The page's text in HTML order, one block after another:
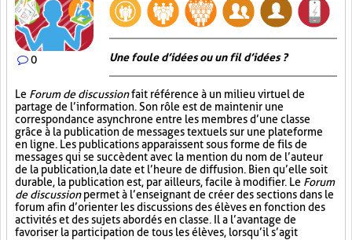
0 Une foule d’idées ou un fil d’idées ?
Le Forum de discussionfait référence à un milieu virtuel de
partage de l’information. Son rôle est de maintenir une
correspondance asynchrone entre les membres d’une classe
grâce à la publication de messages textuels sur une plateforme
en ligne. Les publications apparaissent sous forme de fils de
messages qui se succèdent avec la mention du nom de l’auteur
de la publication, la date et l’heure de diffusion. Bien qu’elle soit
durable, la publication est, par ailleurs, facile à modifier. Le Forum
de discussionpermet à l’enseignant de créer des sections dans le
forum afin d’orienter les discussions des élèves en fonction des
activités et des sujets abordés en classe. Il a l’avantage de
favoriser la participation de tous les élèves, lorsqu’il s’agit